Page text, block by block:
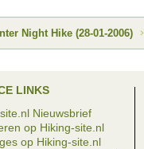
Night Hike (28-01-2006)
LINKS
Nieuwsbrief
op Hiking-site.nl
op Hiking-site.nl